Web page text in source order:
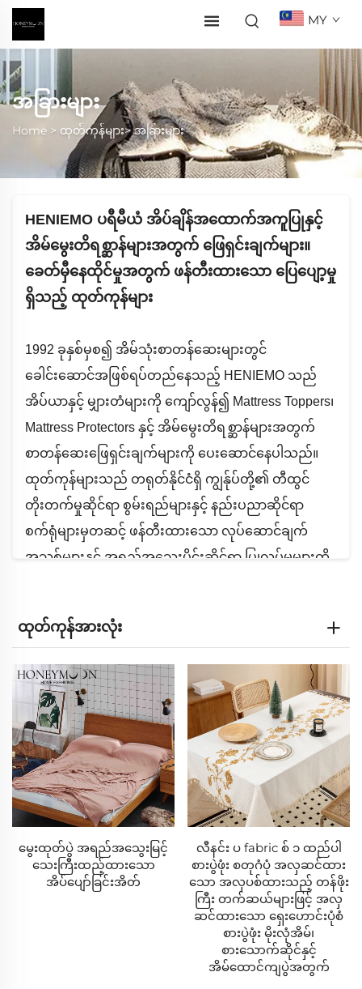
MY
အခြားများ
Home > ထုတ်ကုန်များ>အခြားများ
HENIEMO ပရီမီယံ အိပ်ချိန်အထောက်အကူပြုနှင့်
အိမ်မွေးတိရစ္ဆာန်များအတွက် ဖြေရှင်းချက်များ။
ခေတ်မှီနေထိုင်မှုအတွက် ဖန်တီးထားသော ပြေပျော့မှု
ရှိသည့် ထုတ်ကုန်များ
1992 ခုနှစ်မှစ၍ အိမ်သုံးစာတန်ဆေးများတွင်
ခေါင်းဆောင်အဖြစ်ရပ်တည်နေသည့် HENIEMO သည်
အိပ်ယာနှင့် မျှားတံများကို ကျော်လွန်၍ Mattress Toppers၊
Mattress Protectors နှင့် အိမ်မွေးတိရစ္ဆာန်များအတွက်
စာတန်ဆေးဖြေရှင်းချက်များကို ပေးဆောင်နေပါသည်။
ထုတ်ကုန်များသည် တရုတ်နိုင်ငံရှိ ကျွန်ုပ်တို့၏ တီထွင်
တိုးတက်မှုဆိုင်ရာ စွမ်းရည်များနှင့် နည်းပညာဆိုင်ရာ
စက်ရုံများမှတဆင့် ဖန်တီးထားသော လုပ်ဆောင်ချက်
အသစ်များနှင့် အရည်အသွေးပိုင်းဆိုင်ရာ ပြုလုပ်မှုများကို
အဓိက ထုတ်ပণ်များ၏ သဘောတရားများ
၁။ တိုးတက်သော အိပ်စက်မှုနည်းပညာ
- အကောင်းဆုံးပြေပျော့မှုအတွက် အပူချိန်ထိန်းညှိပစ္စည်း
များ
- အထူးသဖြင့် ဓာတ်မတည့်သူများအတွက် ဓာတ်မတည့်
စေသည့် ဖွဲ့စည်းမှုများ
- ဆေးဘက်ဆိုင်ရာစမ်းသပ်ပြီး ဖိအားလျော့ပေါ့စေသည့်
စနစ်များ
၂။ အထက်ပါ ကာကွယ်မှုစနစ်များ
- ဆေးရုံအဆင့် ရေကာကွယ်ပေးသည့် အတားအဆီးများ
- လေဝင်လေထွက်ကောင်းသော်လည်း မုချကာကွယ်ပေး
ထုတ်ကုန်အားလုံး
မွေးထုတ်ပွဲ အရည်အသွေးမြင့်
သေးကြီးထည့်ထားသော
အိပ်ပျော်ခြင်းအိတ်
လီနင်း ပ fabric စ် ၁ ထည်ပါ
စားပွဲဖုံး စတုဂံပုံ အလှဆင်ထား
သော အလှပစ်ထားသည့် တန်ဖိုး
ကြီး တက်ဆယ်များဖြင့် အလှ
ဆင်ထားသော ရှေးဟောင်းပုံစံ
စားပွဲဖုံး မိုးလုံအိမ်၊
စားသောက်ဆိုင်နှင့်
အိမ်ထောင်ကျပွဲအတွက်